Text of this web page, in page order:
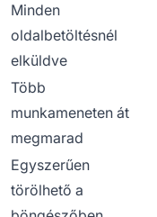
Minden
oldalbetöltésnél
elküldve
Több
munkameneten át
megmarad
Egyszerűen
törölhető a